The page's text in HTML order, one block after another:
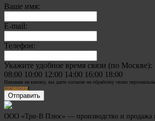
Ваше имя:
E-mail:
Телефон:
Укажите удобное время связи (по Москве):
08:00 10:00 12:00 14:00 16:00 18:00
Нажимая на кнопку, вы даете согласие на обработку своих
соглашение)
ООО «Три-В Плюс» — производство и продажа